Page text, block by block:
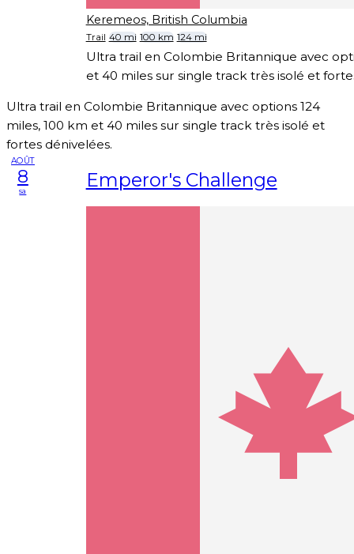
Keremeos, British Columbia
Trail 40 mi 100 km 124 mi
Ultra trail en Colombie Britannique avec
et 40 miles sur single track très isolé et
Ultra trail en Colombie Britannique avec options 124
miles, 100 km et 40 miles sur single track très isolé et
fortes dénivelées.
AOÛT
8
sa Emperor's Challenge